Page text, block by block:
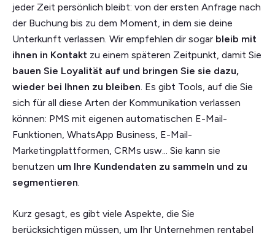
jeder Zeit persönlich bleibt: von der ersten Anfrage nach
der Buchung bis zu dem Moment, in dem sie deine
Unterkunft verlassen. Wir empfehlen dir sogar bleib mit
ihnen in Kontakt zu einem späteren Zeitpunkt, damit Sie
bauen Sie Loyalität auf und bringen Sie sie dazu,
wieder bei Ihnen zu bleiben . Es gibt Tools, auf die Sie
sich für all diese Arten der Kommunikation verlassen
können: PMS mit eigenen automatischen E-Mail-
Funktionen, WhatsApp Business, E-Mail-
Marketingplattformen, CRMs usw... Sie kann sie
benutzen um Ihre Kundendaten zu sammeln und zu
segmentieren
Kurz gesagt, es gibt viele Aspekte, die Sie
berücksichtigen müssen, um Ihr Unternehmen rentabel